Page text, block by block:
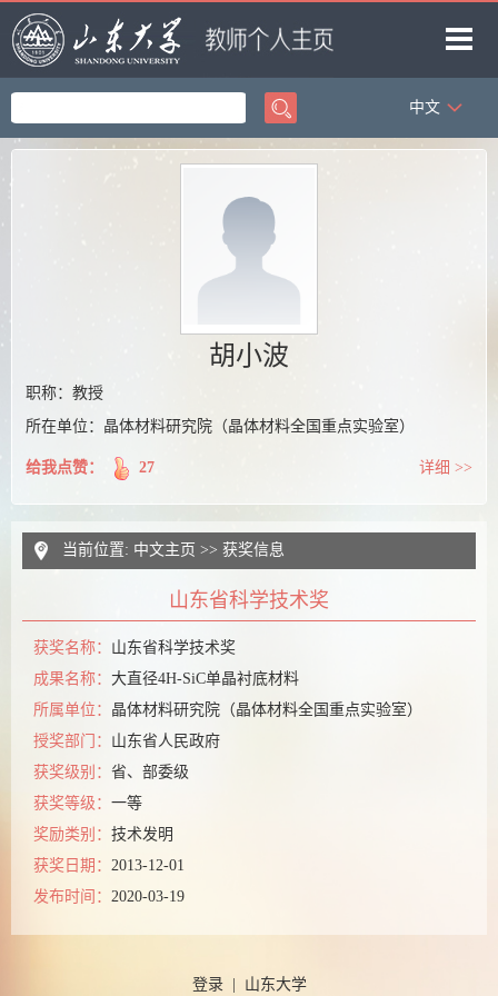
首页
教师博客
中文
胡小波
职称：教授
所在单位：晶体材料研究院（晶体材料全国重点实验室）
给我点赞： 27 详细 >>
当前位置: 中文主页 >> 获奖信息
山东省科学技术奖
获奖名称： 山东省科学技术奖
成果名称： 大直径4H-SiC单晶衬底材料
所属单位： 晶体材料研究院（晶体材料全国重点实验室）
授奖部门： 山东省人民政府
获奖级别： 省、部委级
获奖等级： 一等
奖励类别： 技术发明
获奖日期： 2013-12-01
发布时间： 2020-03-19
登录| 山东大学